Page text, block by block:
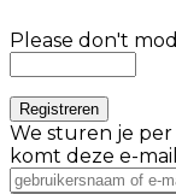
Please don't
We sturen je
komt deze e-